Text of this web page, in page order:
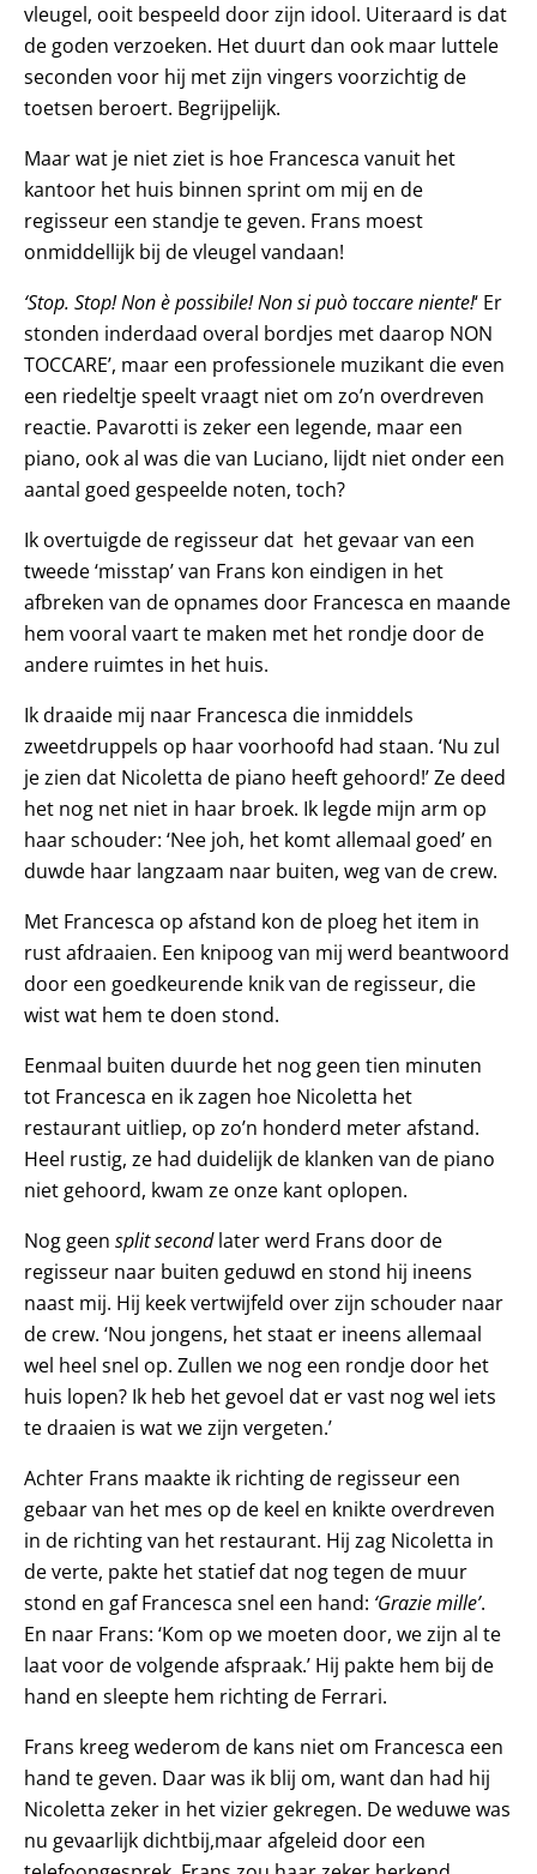
vleugel, ooit bespeeld door zijn idool. Uiteraard is dat
de goden verzoeken. Het duurt dan ook maar luttele
seconden voor hij met zijn vingers voorzichtig de
toetsen beroert. Begrijpelijk.
Maar wat je niet ziet is hoe Francesca vanuit het
kantoor het huis binnen sprint om mij en de
regisseur een standje te geven. Frans moest
onmiddellijk bij de vleugel vandaan!
‘Stop. Stop! Non è possibile! Non si può toccare niente!‘ Er
stonden inderdaad overal bordjes met daarop NON
TOCCARE’, maar een professionele muzikant die even
een riedeltje speelt vraagt niet om zo’n overdreven
reactie. Pavarotti is zeker een legende, maar een
piano, ook al was die van Luciano, lijdt niet onder een
aantal goed gespeelde noten, toch?
Ik overtuigde de regisseur dat het gevaar van een
tweede ‘misstap’ van Frans kon eindigen in het
afbreken van de opnames door Francesca en maande
hem vooral vaart te maken met het rondje door de
andere ruimtes in het huis.
Ik draaide mij naar Francesca die inmiddels
zweetdruppels op haar voorhoofd had staan. ‘Nu zul
je zien dat Nicoletta de piano heeft gehoord!’ Ze deed
het nog net niet in haar broek. Ik legde mijn arm op
haar schouder: ‘Nee joh, het komt allemaal goed’ en
duwde haar langzaam naar buiten, weg van de crew.
Met Francesca op afstand kon de ploeg het item in
rust afdraaien. Een knipoog van mij werd beantwoord
door een goedkeurende knik van de regisseur, die
wist wat hem te doen stond.
Eenmaal buiten duurde het nog geen tien minuten
tot Francesca en ik zagen hoe Nicoletta het
restaurant uitliep, op zo’n honderd meter afstand.
Heel rustig, ze had duidelijk de klanken van de piano
niet gehoord, kwam ze onze kant oplopen.
Nog geen split secondlater werd Frans door de
regisseur naar buiten geduwd en stond hij ineens
naast mij. Hij keek vertwijfeld over zijn schouder naar
de crew. ‘Nou jongens, het staat er ineens allemaal
wel heel snel op. Zullen we nog een rondje door het
huis lopen? Ik heb het gevoel dat er vast nog wel iets
te draaien is wat we zijn vergeten.’
Achter Frans maakte ik richting de regisseur een
gebaar van het mes op de keel en knikte overdreven
in de richting van het restaurant. Hij zag Nicoletta in
de verte, pakte het statief dat nog tegen de muur
stond en gaf Francesca snel een hand: ‘Grazie mille’.
En naar Frans: ‘Kom op we moeten door, we zijn al te
laat voor de volgende afspraak.’ Hij pakte hem bij de
hand en sleepte hem richting de Ferrari.
Frans kreeg wederom de kans niet om Francesca een
hand te geven. Daar was ik blij om, want dan had hij
Nicoletta zeker in het vizier gekregen. De weduwe was
nu gevaarlijk dichtbij,maar afgeleid door een